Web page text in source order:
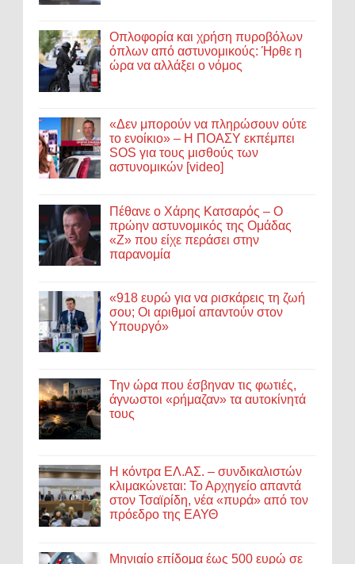
Οπλοφορία και χρήση πυροβόλων
όπλων από αστυνομικούς: Ήρθε η
ώρα να αλλάξει ο νόμος
«Δεν μπορούν να πληρώσουν ούτε
το ενοίκιο» – Η ΠΟΑΣΥ εκπέμπει
SOS για τους μισθούς των
αστυνομικών [video]
Πέθανε ο Χάρης Κατσαρός – Ο
πρώην αστυνομικός της Ομάδας
«Ζ» που είχε περάσει στην
παρανομία
«918 ευρώ για να ρισκάρεις τη ζωή
σου; Οι αριθμοί απαντούν στον
Υπουργό»
Την ώρα που έσβηναν τις φωτιές,
άγνωστοι «ρήμαζαν» τα αυτοκίνητά
τους
Η κόντρα ΕΛ.ΑΣ. – συνδικαλιστών
κλιμακώνεται: Το Αρχηγείο απαντά
στον Τσαϊρίδη, νέα «πυρά» από τον
πρόεδρο της ΕΑΥΘ
Μηνιαίο επίδομα έως 500 ευρώ σε